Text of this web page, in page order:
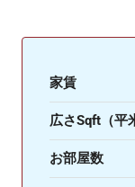
家賃
広さSqft（平
お部屋数